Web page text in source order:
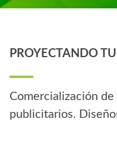
PROYECTANDO
Comercialización
publicitarios.